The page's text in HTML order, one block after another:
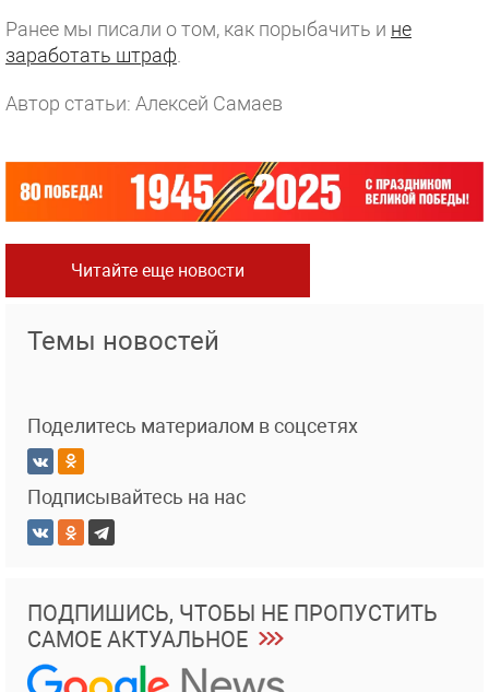
Ранее мы писали о том, как порыбачить и не
заработать штраф
Автор статьи: Алексей Самаев
Читайте еще новости
Темы новостей
Поделитесь материалом в соцсетях
Подписывайтесь на нас
ПОДПИШИСЬ, ЧТОБЫ НЕ ПРОПУСТИТЬ
САМОЕ АКТУАЛЬНОЕ